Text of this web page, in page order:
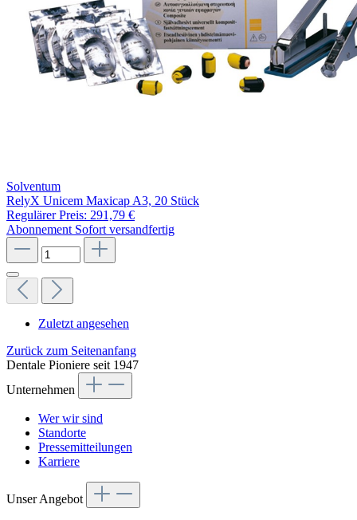
Solventum
RelyX Unicem Maxicap A3, 20 Stück
Regulärer Preis: 291,79 €
Abonnement Sofort versandfertig
Zuletzt angesehen
Zurück zum Seitenanfang
Dentale Pioniere seit 1947
Unternehmen
Wer wir sind
Standorte
Pressemitteilungen
Karriere
Unser Angebot